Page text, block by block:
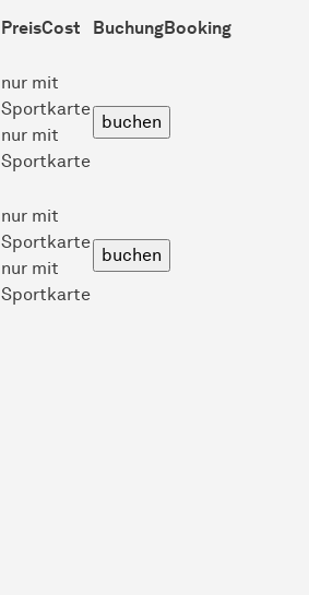
PreisCost BuchungBooking
nur mit
Sportkarte
nur mit
Sportkarte
nur mit
Sportkarte
nur mit
Sportkarte